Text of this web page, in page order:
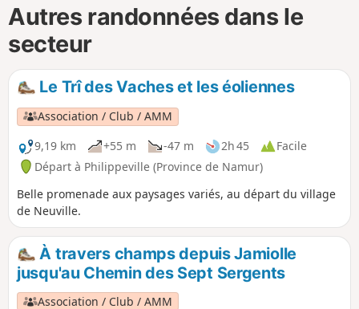
Autres randonnées dans le
secteur
Le Trî des Vaches et les éoliennes
Association / Club / AMM
9,19 km
+55 m -47 m 2h 45
Facile
Départ à Philippeville (Province de Namur)
Belle promenade aux paysages variés, au départ du village
de Neuville.
À travers champs depuis Jamiolle
jusqu'au Chemin des Sept Sergents
Association / Club / AMM